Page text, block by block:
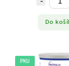
Do
PKU